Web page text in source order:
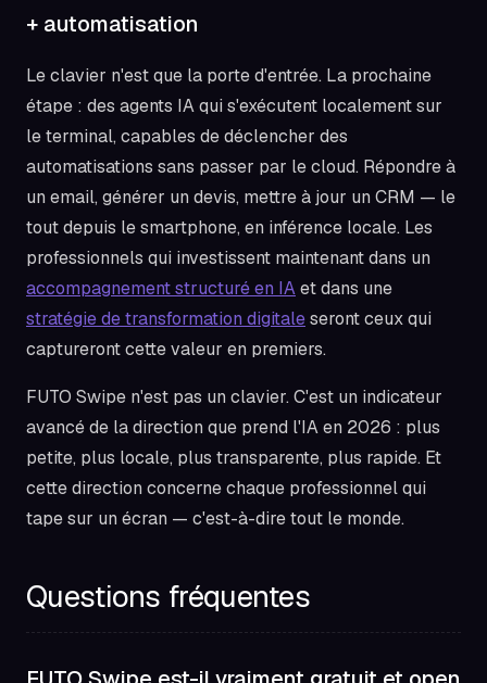
+ automatisation
Le clavier n'est que la porte d'entrée. La prochaine
étape : des agents IA qui s'exécutent localement sur
le terminal, capables de déclencher des
automatisations sans passer par le cloud. Répondre à
un email, générer un devis, mettre à jour un CRM — le
tout depuis le smartphone, en inférence locale. Les
professionnels qui investissent maintenant dans un
accompagnement structuré en IAet dans une
stratégie de transformation digitaleseront ceux qui
captureront cette valeur en premiers.
FUTO Swipe n'est pas un clavier. C'est un indicateur
avancé de la direction que prend l'IA en 2026 : plus
petite, plus locale, plus transparente, plus rapide. Et
cette direction concerne chaque professionnel qui
tape sur un écran — c'est-à-dire tout le monde.
Questions fréquentes